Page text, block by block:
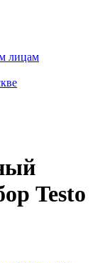
лицам
Testo